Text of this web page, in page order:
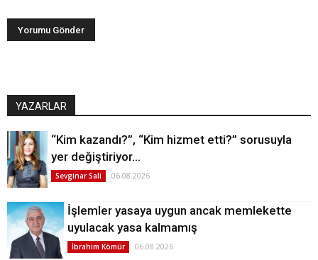
YAZARLAR
“Kim kazandı?”, “Kim hizmet etti?” sorusuyla
yer değiştiriyor…
Sevginar Sali 06.08.2026
İşlemler yasaya uygun ancak memlekette
uyulacak yasa kalmamış
İbrahim Kömür 06.08.2026